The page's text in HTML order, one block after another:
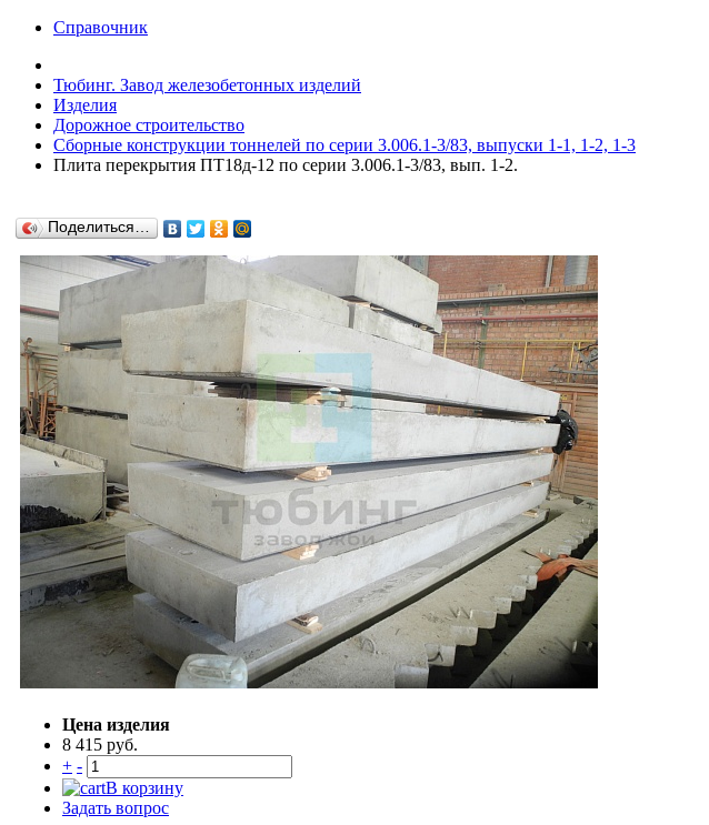
Справочник
Тюбинг. Завод железобетонных изделий
Изделия
Дорожное строительство
Сборные конструкции тоннелей по серии 3.006.1-3/83, выпуски 1-1, 1-2, 1-3
Плита перекрытия ПТ18д-12 по серии 3.006.1-3/83, вып. 1-2.
Поделиться…
Цена изделия
8 415 руб.
+ -
В корзину
Задать вопрос